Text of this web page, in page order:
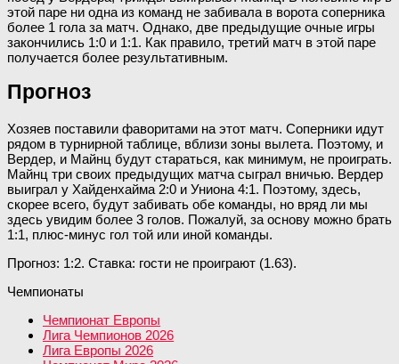
этой паре ни одна из команд не забивала в ворота соперника
более 1 гола за матч. Однако, две предыдущие очные игры
закончились 1:0 и 1:1. Как правило, третий матч в этой паре
получается более результативным.
Прогноз
Хозяев поставили фаворитами на этот матч. Соперники идут
рядом в турнирной таблице, вблизи зоны вылета. Поэтому, и
Вердер, и Майнц будут стараться, как минимум, не проиграть.
Майнц три своих предыдущих матча сыграл вничью. Вердер
выиграл у Хайденхайма 2:0 и Униона 4:1. Поэтому, здесь,
скорее всего, будут забивать обе команды, но вряд ли мы
здесь увидим более 3 голов. Пожалуй, за основу можно брать
1:1, плюс-минус гол той или иной команды.
Прогноз: 1:2. Ставка: гости не проиграют (1.63).
Чемпионаты
Чемпионат Европы
Лига Чемпионов 2026
Лига Европы 2026